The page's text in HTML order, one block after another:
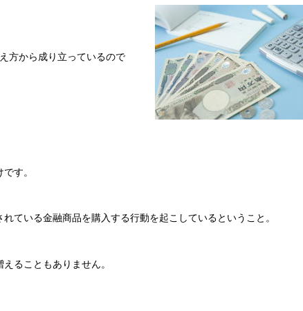
方から成り立っているので
す。
ている金融商品を購入する行動を起こしているということ。
ることもありません。